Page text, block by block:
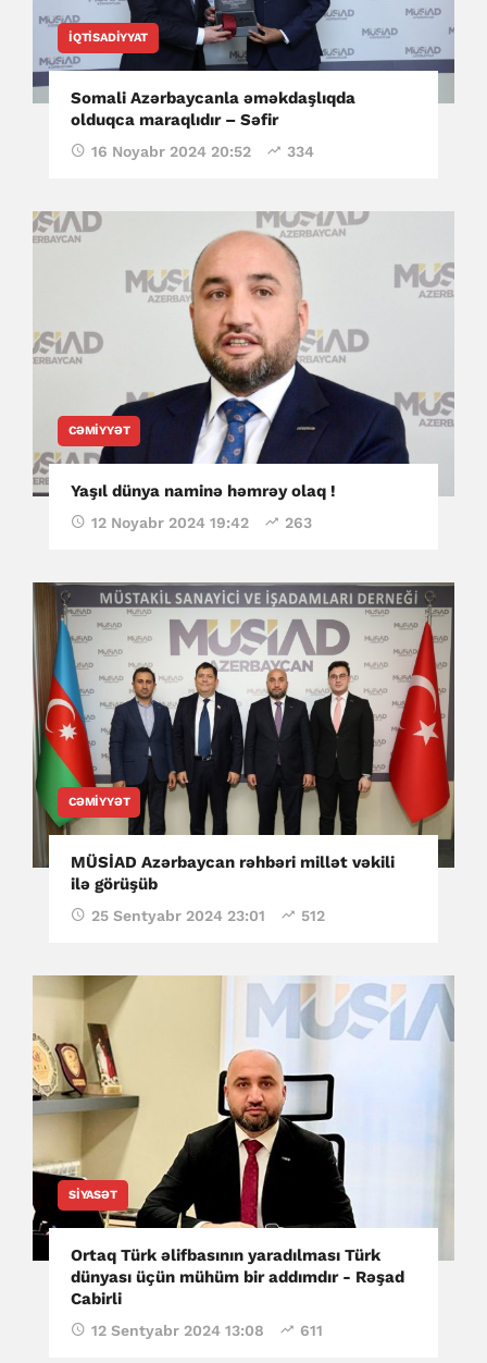
İQTISADIYYAT
Somali Azərbaycanla əməkdaşlıqda
olduqca maraqlıdır – Səfir
16 Noyabr 2024 20:52 334
CƏMIYYƏT
Yaşıl dünya naminə həmrəy olaq !
12 Noyabr 2024 19:42 263
CƏMIYYƏT
MÜSİAD Azərbaycan rəhbəri millət vəkili
ilə görüşüb
25 Sentyabr 2024 23:01 512
SIYASƏT
Ortaq Türk əlifbasının yaradılması Türk
dünyası üçün mühüm bir addımdır - Rəşad
Cabirli
12 Sentyabr 2024 13:08 611